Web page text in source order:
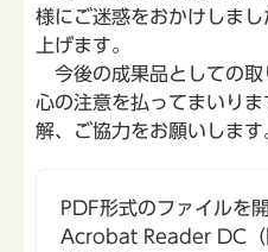
様にご迷惑をおかけしま
上げます。
今後の成果品としての取
心の注意を払ってまいり
解、ご協力をお願いします
PDF形式のファイルを
Acrobat Reader DC